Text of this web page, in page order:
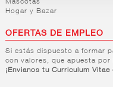
Mascotas
Hogar y Bazar
OFERTAS DE EMPLEO
Si estás dispuesto a formar
con valores, que apuesta por
¡Envianos tu Curriculum Vitae